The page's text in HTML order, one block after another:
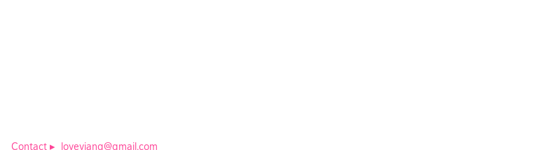
Contact ▸ loveviang@gmail.com